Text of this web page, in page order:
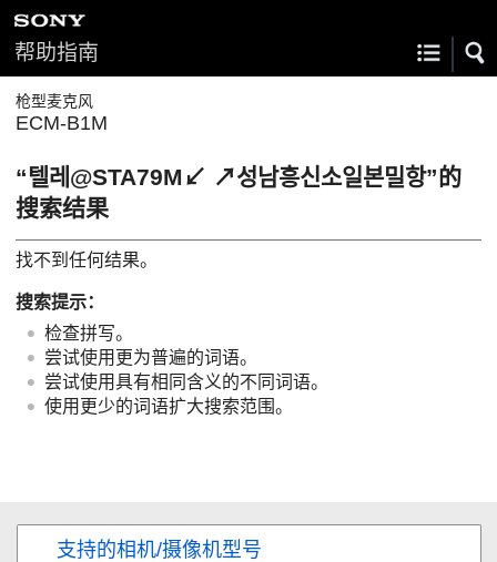
帮助指南
枪型麦克风
ECM-B1M
“텔레@STA79M↙ ↗성남흥신소일본밀항”的
搜索结果
找不到任何结果。
搜索提示：
检查拼写。
尝试使用更为普遍的词语。
尝试使用具有相同含义的不同词语。
使用更少的词语扩大搜索范围。
支持的相机/摄像机型号